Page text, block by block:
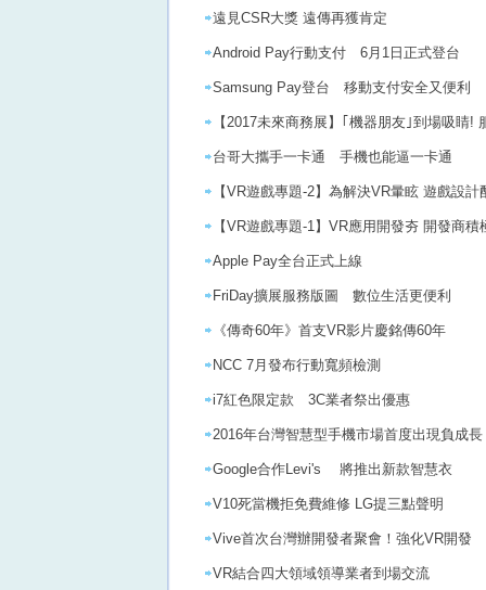
遠見CSR大獎 遠傳再獲肯定
Android Pay行動支付 6月1日正式登台
Samsung Pay登台 移動支付安全又便利
【2017未來商務展】｢機器朋友｣到場吸
台哥大攜手一卡通 手機也能逼一卡通
【VR遊戲專題-2】為解決VR暈眩 遊戲設計
【VR遊戲專題-1】VR應用開發夯 開發商積
Apple Pay全台正式上線
FriDay擴展服務版圖 數位生活更便利
《傳奇60年》首支VR影片慶銘傳60年
NCC 7月發布行動寬頻檢測
i7紅色限定款 3C業者祭出優惠
2016年台灣智慧型手機市場首度出現負成
Google合作Levi's 將推出新款智慧衣
V10死當機拒免費維修 LG提三點聲明
Vive首次台灣辦開發者聚會！強化VR開發
VR結合四大領域領導業者到場交流